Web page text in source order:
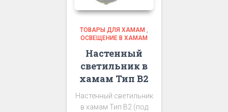
ТОВАРЫ ДЛЯ ХАМАМ ,
ОСВЕЩЕНИЕ В ХАМАМ
Настенный
светильник в
хамам Тип В2
Настенный светильник
в хамам Тип В2 (под